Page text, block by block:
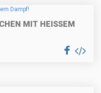
MIT HEISSEM D